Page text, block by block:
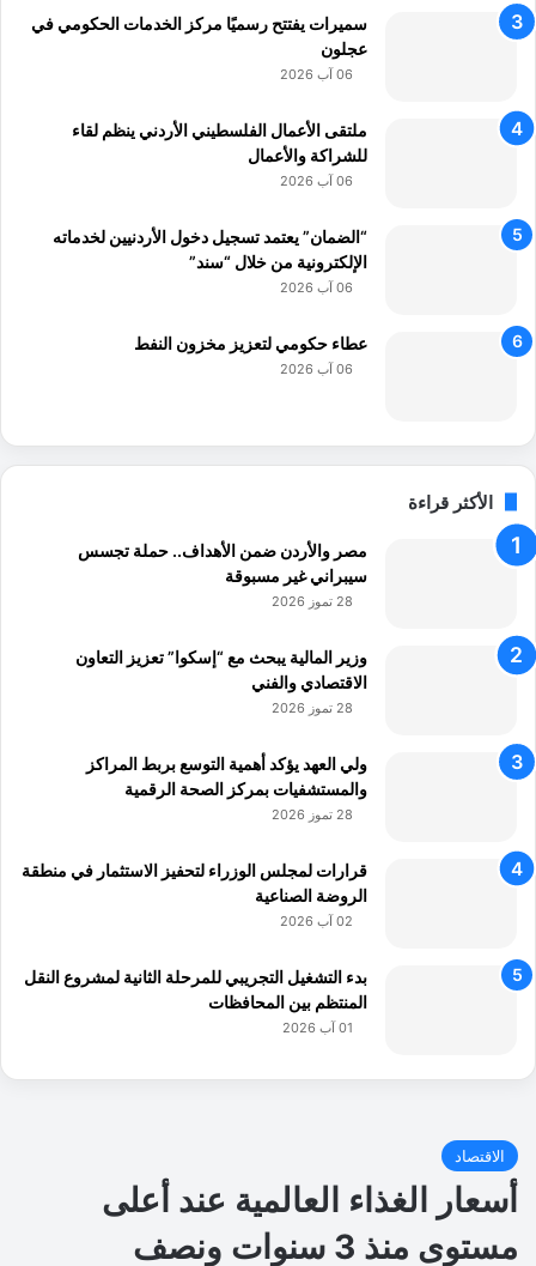
ة
ا
ل
ك
ن
سميرات يفتتح رسميًا مركز الخدمات الحكومي في
عجلون
06 آب 2026
ملتقى الأعمال الفلسطيني الأردني ينظم لقاء
للشراكة والأعمال
06 آب 2026
“الضمان” يعتمد تسجيل دخول الأردنيين لخدماته
الإلكترونية من خلال “سند”
06 آب 2026
عطاء حكومي لتعزيز مخزون النفط
06 آب 2026
الأكثر قراءة
مصر والأردن ضمن الأهداف.. حملة تجسس
سيبراني غير مسبوقة
28 تموز 2026
وزير المالية يبحث مع “إسكوا” تعزيز التعاون
الاقتصادي والفني
28 تموز 2026
ولي العهد يؤكد أهمية التوسع بربط المراكز
والمستشفيات بمركز الصحة الرقمية
28 تموز 2026
قرارات لمجلس الوزراء لتحفيز الاستثمار في منطقة
الروضة الصناعية
02 آب 2026
بدء التشغيل التجريبي للمرحلة الثانية لمشروع النقل
المنتظم بين المحافظات
01 آب 2026